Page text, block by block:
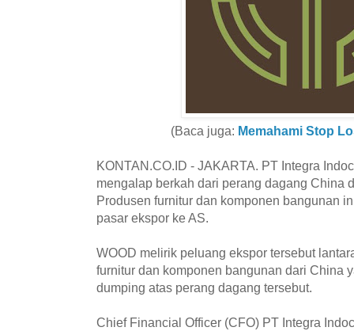
(Baca juga: Memahami Stop
KONTAN.CO.ID - JAKARTA. PT Integra
mengalap berkah dari perang dagang China
Produsen furnitur dan komponen bangunan
pasar ekspor ke AS.
WOOD melirik peluang ekspor tersebut
furnitur dan komponen bangunan dari China
dumping atas perang dagang tersebut.
Chief Financial Officer (CFO) PT Integra